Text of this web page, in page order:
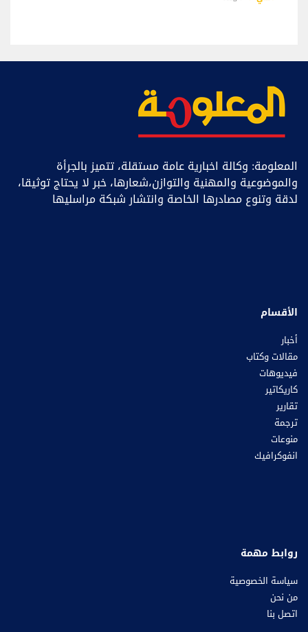
المعلومة: وكالة اخبارية عامة مستقلة، تتميز بالجرأة
والموضوعية والمهنية والتوازن،شعارها، خبر ﻻ يحتاج توثيقا،
لدقة وتنوع مصادرها الخاصة وانتشار شبكة مراسليها
الأقسام
أخبار
مقالات وكتاب
فيديوهات
كاريكاتير
تقارير
ترجمة
منوعات
انفوكرافيك
روابط مهمة
سياسة الخصوصية
من نحن
اتصل بنا